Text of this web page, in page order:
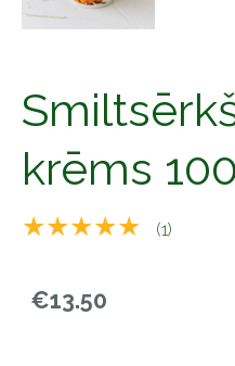
krēms
★★★★★ (1)
€13.50